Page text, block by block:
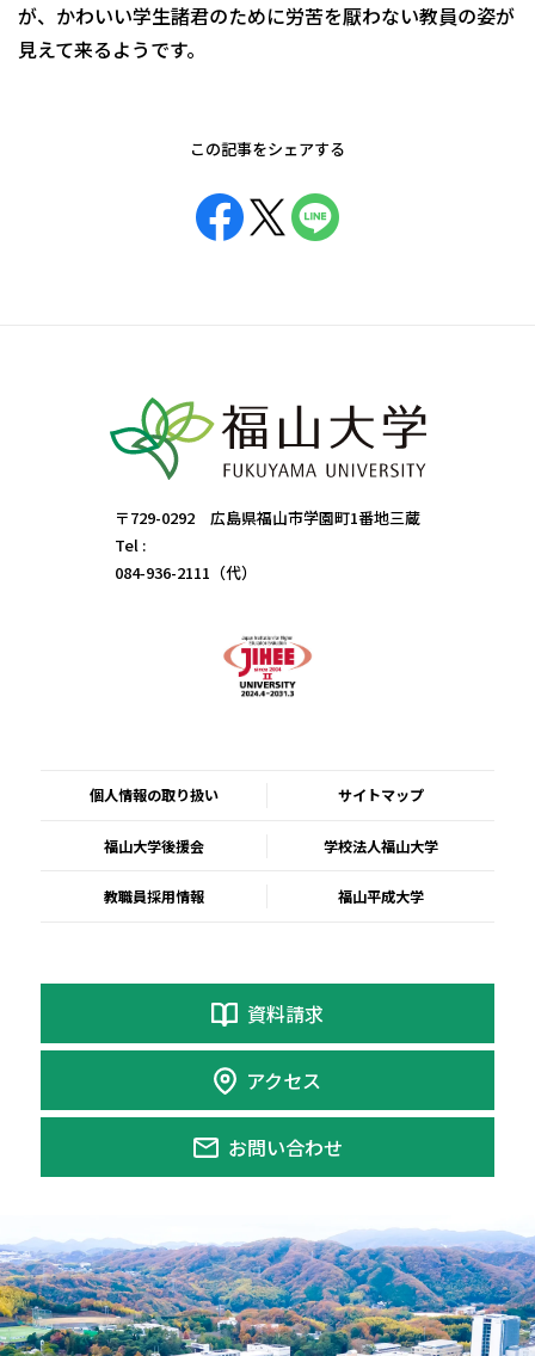
が、かわいい学生諸君のために労苦を厭わない教員の姿が
見えて来るようです。
この記事をシェアする
〒729-0292 広島県福山市学園町1番地三蔵
Tel :
084-936-2111（代）
個人情報の取り扱い サイトマップ
福山大学後援会 学校法人福山大学
教職員採用情報 福山平成大学
資料請求
アクセス
お問い合わせ